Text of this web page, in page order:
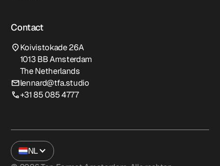
Contact
Koivistokade 26A
1013 BB Amsterdam
The Netherlands
lennard@tfa.studio
+31 85 085 4777
NL